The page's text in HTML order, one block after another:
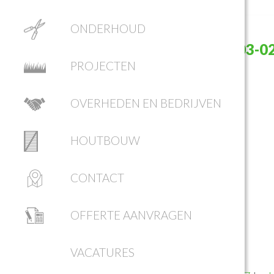
ONDERHOUD
PROJECTEN
OVERHEDEN EN BEDRIJVEN
HOUTBOUW
CONTACT
OFFERTE AANVRAGEN
VACATURES
SCHERMAFBEELDING 2017-03-
09.31.43